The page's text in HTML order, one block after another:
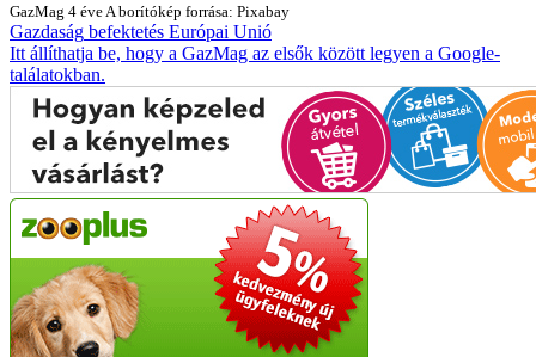
GazMag 4 éve A borítókép forrása: Pixabay
Gazdaság befektetés Európai Unió
Itt állíthatja be, hogy a GazMag az elsők között legyen a Google-
találatokban.